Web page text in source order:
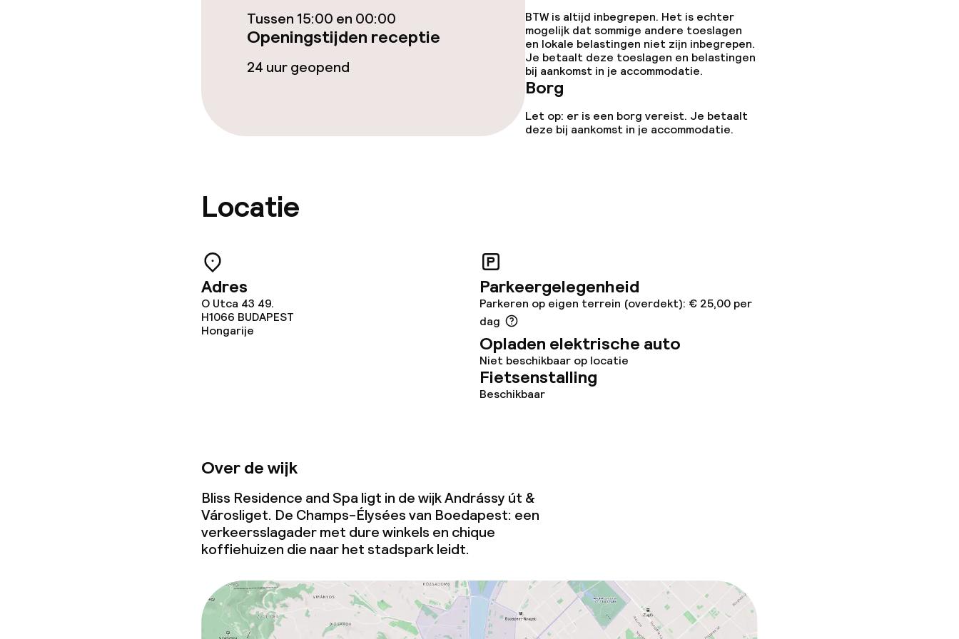
Betaalde wifi
Tuin
Terras
Eet- en drinkgelegenheden
Eet- en drinkdiensten
Roomservice
Overal rookvrij
(minder dan de 5 kg)
Tussen 15:00 en 00:00
Openingstijden receptie
24 uur geopend
BTW is altijd inbegrepen. Het is echter
mogelijk dat sommige andere toeslagen
en lokale belastingen niet zijn inbegrepen.
Je betaalt deze toeslagen en belastingen
bij aankomst in je accommodatie.
Borg
Let op: er is een borg vereist. Je betaalt
deze bij aankomst in je accommodatie.
Locatie
Adres
O Utca 43 49.
H1066 BUDAPEST
Hongarije
Parkeergelegenheid
Parkeren op eigen terrein (overdekt): € 25,00 per
dag
Opladen elektrische auto
Niet beschikbaar op locatie
Fietsenstalling
Beschikbaar
Over de wijk
Bliss Residence and Spa ligt in de wijk Andrássy út &
Városliget. De Champs-Élysées van Boedapest: een
verkeersslagader met dure winkels en chique
koffiehuizen die naar het stadspark leidt.